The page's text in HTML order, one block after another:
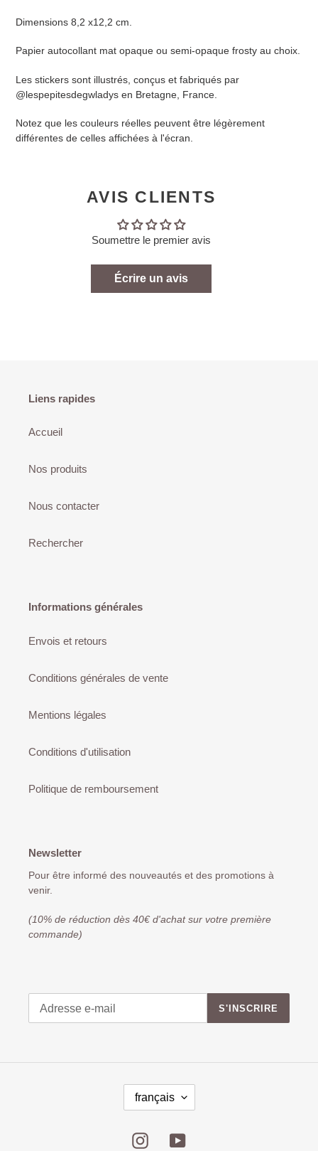
Dimensions 8,2 x12,2 cm.
Papier autocollant mat opaque ou semi-opaque frosty au choix.
Les stickers sont illustrés, conçus et fabriqués par
@lespepitesdegwladys en Bretagne, France.
Notez que les couleurs réelles peuvent être légèrement
différentes de celles affichées à l'écran.
AVIS CLIENTS
Soumettre le premier avis
Écrire un avis
Liens rapides
Accueil
Nos produits
Nous contacter
Rechercher
Informations générales
Envois et retours
Conditions générales de vente
Mentions légales
Conditions d'utilisation
Politique de remboursement
Newsletter
Pour être informé des nouveautés et des promotions à
venir.
(10% de réduction dès 40€ d'achat sur votre première
commande)
S'INSCRIRE
français
InstagramYouTube